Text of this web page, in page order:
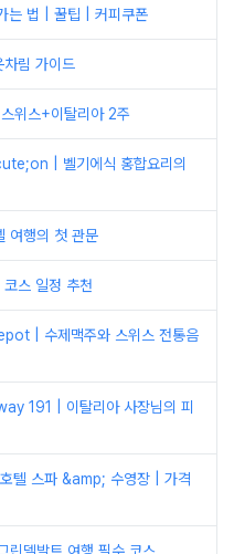
는 법 | 꿀팁 | 커피쿠폰
림 가이드
위스+이탈리아 2주
| 벨기에식 홍합요리의
여행의 첫 관문
스 일정 추천
| 수제맥주와 스위스 전통음
191 | 이탈리아 사장님의 피
텔 스파 &amp; 수영장 | 가격